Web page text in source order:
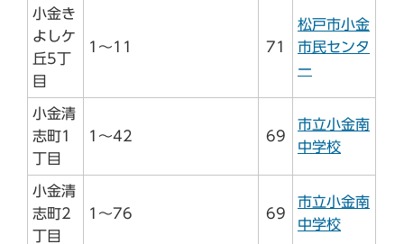
小金き
よしケ
丘5丁
目
1～11 71
松戸市小金
市民センタ
ー
小金清
志町1
丁目
1～42 69
市立小金南
中学校
小金清
志町2
丁目
1～76 69
市立小金南
中学校